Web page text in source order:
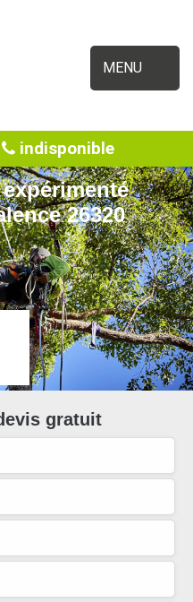
MENU
indisponible
26320
gratuit